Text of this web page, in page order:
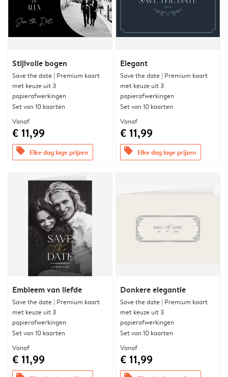
Stijlvolle bogen
Save the date | Premium kaart
met keuze uit 3
papierafwerkingen
Set van 10 kaarten
Vanaf
€ 11,99
offers Elke dag lage prijzen
Elegant
Save the date | Premium kaart
met keuze uit 3
papierafwerkingen
Set van 10 kaarten
Vanaf
€ 11,99
offers Elke dag lage prijzen
Embleem van liefde
Save the date | Premium kaart
met keuze uit 3
papierafwerkingen
Set van 10 kaarten
Vanaf
€ 11,99
Donkere elegantie
Save the date | Premium kaart
met keuze uit 3
papierafwerkingen
Set van 10 kaarten
Vanaf
€ 11,99